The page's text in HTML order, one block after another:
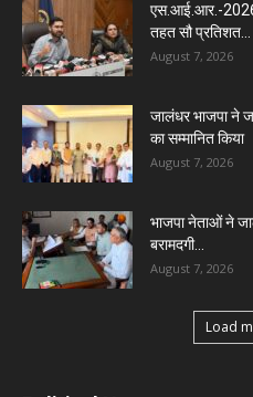
एस.आई.आर.-
तहत सौ प्रतिशत...
August 7, 2026
जालंधर भाजपा ने
का सम्मानित किया
August 7, 2026
भाजपा नेताओं ने
बरामदगी...
August 7, 2026
Load